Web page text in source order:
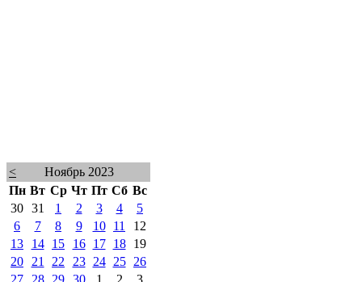
<
Ноябрь 2023
Пн Вт Ср Чт Пт Сб Вс
30 31 1 2 3 4
5
6
7 8 9 10 11
12
13
14 15 16 17 18
19
20
21 22 23 24 25
26
27
28 29 30 1 2 3